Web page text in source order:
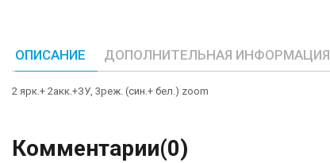
ОПИСАНИЕ ДОПОЛНИТЕЛЬНАЯ ИНФОРМАЦИЯ
2 ярк.+ 2акк.+ЗУ, 3реж. (син.+ бел.) zoom
Комментарии(0)